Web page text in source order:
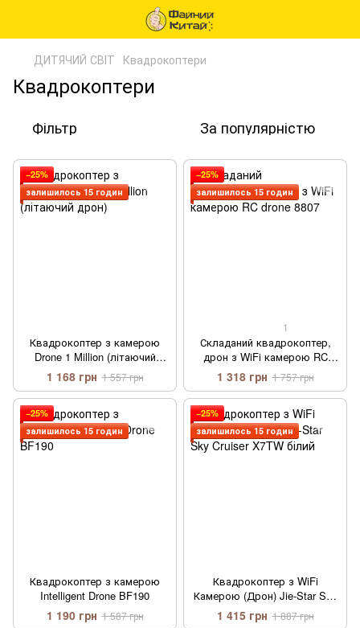
ДИТЯЧИЙ СВІТ Квадрокоптери
Квадрокоптери
Фільтр За популярністю
−25%
залишилось 15 годин
Квадрокоптер з камерою
Drone 1 Million (літаючий
дрон)
1 168 грн 1 557 грн
−25%
залишилось 15 годин
1
Складаний квадрокоптер,
дрон з WiFi камерою RC
drone 8807
1 318 грн 1 757 грн
−25%
залишилось 15 годин
Квадрокоптер з камерою
Intelligent Drone BF190
1 190 грн 1 587 грн
−25%
залишилось 15 годин
Квадрокоптер з WiFi
Камерою (Дрон) Jie-Star Sky
Cruiser X7TW білий
1 415 грн 1 887 грн